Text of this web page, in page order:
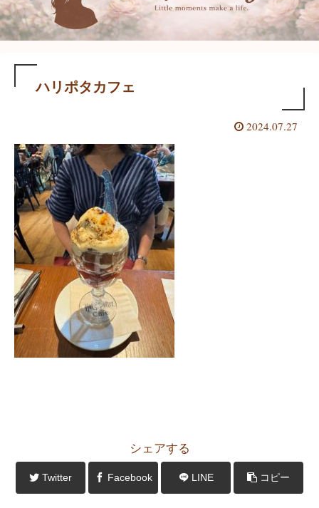
ハリポタカフェ
2024.07.27
シェアする
Twitter Facebook LINE コピー